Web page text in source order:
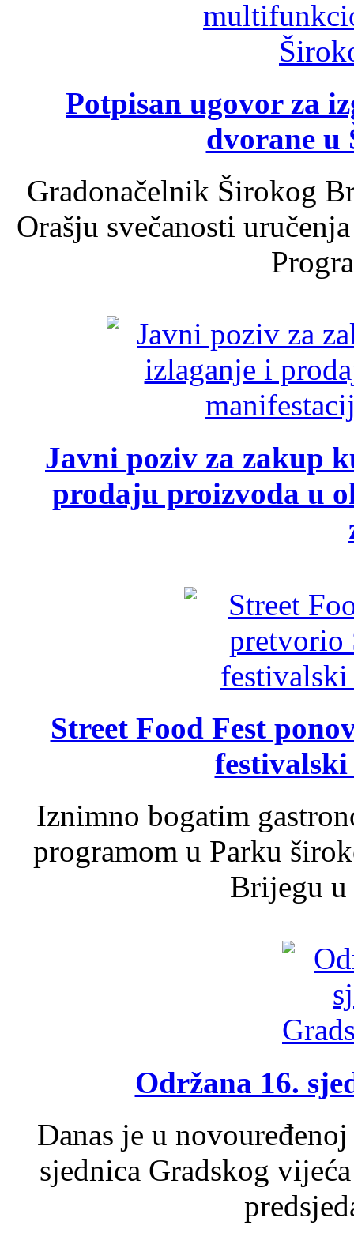
Potpisan ugovor za
dvorane u
Gradonačelnik Širokog
Orašju svečanosti
Javni poziv za zakup
prodaju proizvoda u
Street Food Fest
Iznimno bogatim
programom u Parku
Brijegu u
Održana 16.
Danas je u
sjednica Gradskog